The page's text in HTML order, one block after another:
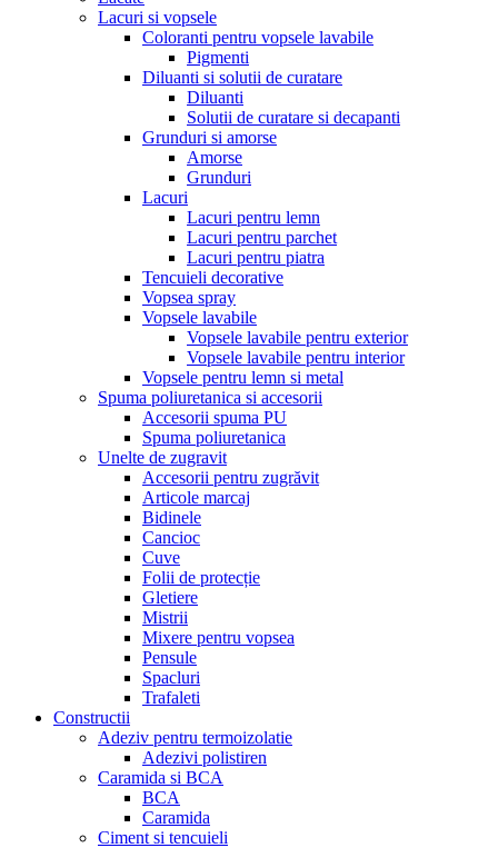
Lacuri si vopsele
Coloranti pentru vopsele lavabile
Pigmenti
Diluanti si solutii de curatare
Diluanti
Solutii de curatare si decapanti
Grunduri si amorse
Amorse
Grunduri
Lacuri
Lacuri pentru lemn
Lacuri pentru parchet
Lacuri pentru piatra
Tencuieli decorative
Vopsea spray
Vopsele lavabile
Vopsele lavabile pentru exterior
Vopsele lavabile pentru interior
Vopsele pentru lemn si metal
Spuma poliuretanica si accesorii
Accesorii spuma PU
Spuma poliuretanica
Unelte de zugravit
Accesorii pentru zugrăvit
Articole marcaj
Bidinele
Cancioc
Cuve
Folii de protecție
Gletiere
Mistrii
Mixere pentru vopsea
Pensule
Spacluri
Trafaleti
Constructii
Adeziv pentru termoizolatie
Adezivi polistiren
Caramida si BCA
BCA
Caramida
Ciment si tencuieli